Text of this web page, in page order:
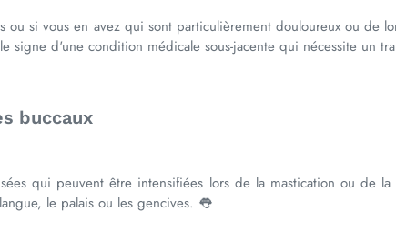
ou si vous en avez qui sont particulièrement douloureux ou de
signe d'une condition médicale sous-jacente qui nécessite un
buccaux
qui peuvent être intensifiées lors de la mastication ou de
le palais ou les gencives. 👅